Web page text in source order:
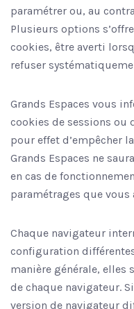
paramétrer ou, au
Plusieurs options
cookies, être averti
refuser
Grands Espaces vous
cookies de sessions ou
pour effet d’empêcher
Grands Espaces ne
en cas de
paramétrages que vous
Chaque navigateur
configuration
manière générale, elles
de chaque navigateur.
version de navigateur